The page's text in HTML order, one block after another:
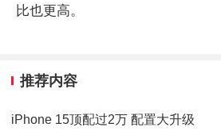
比也更高。
推荐内容
iPhone 15顶配过2万 配置大升级